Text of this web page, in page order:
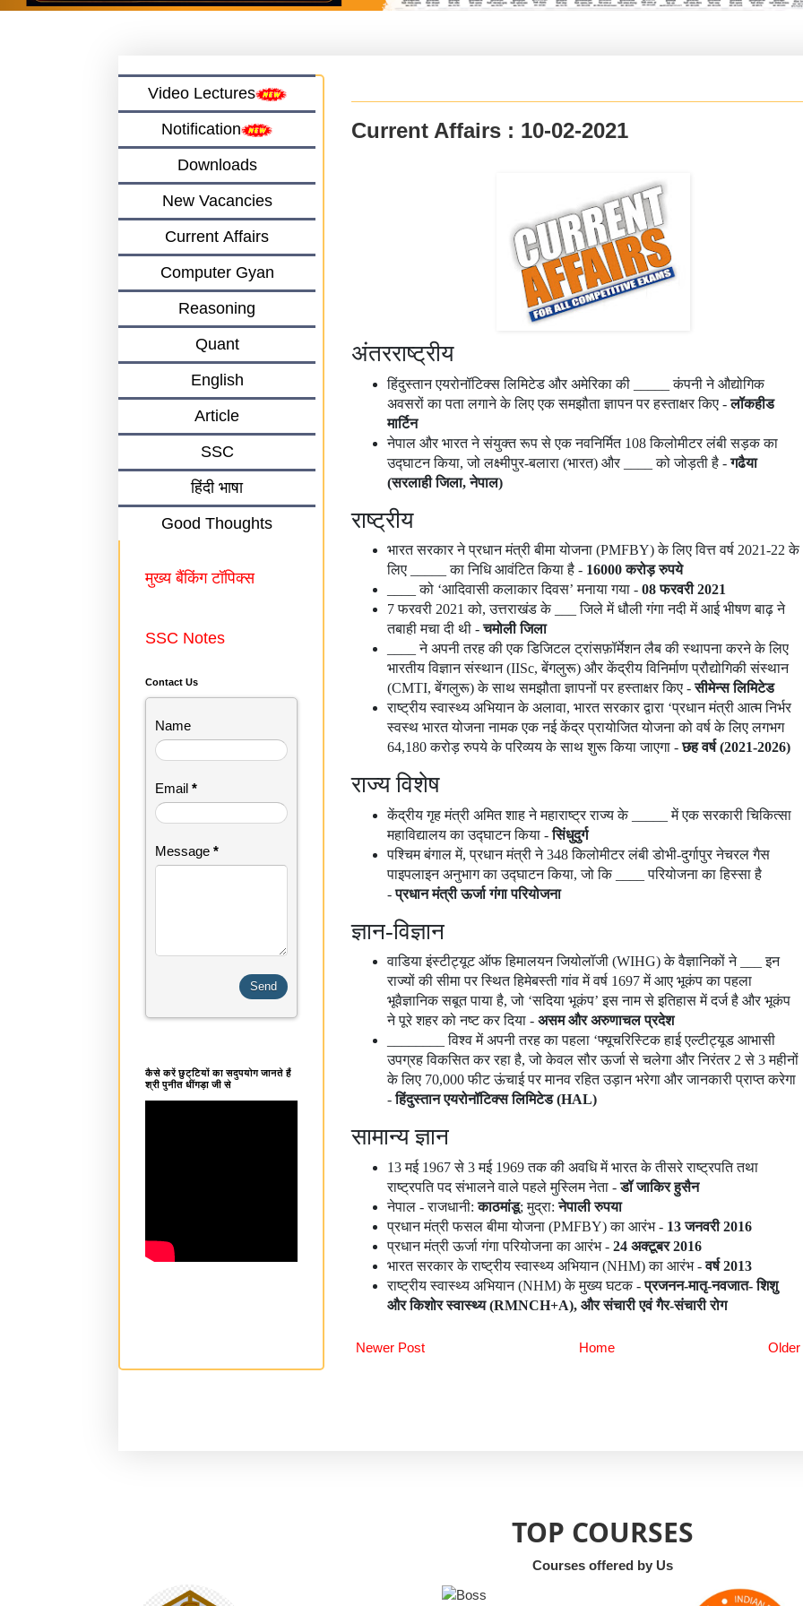
Current Affairs : 10-02-2021
अंतरराष्ट्रीय
हिंदुस्तान एयरोनॉटिक्स लिमिटेड और अमेरिका की _____ कंपनी ने औद्योगिक
अवसरों का पता लगाने के लिए एक समझौता ज्ञापन पर हस्ताक्षर किए - लॉकहीड
मार्टिन
नेपाल और भारत ने संयुक्त रूप से एक नवनिर्मित 108 किलोमीटर लंबी सड़क का
उद्घाटन किया, जो लक्ष्मीपुर-बलारा (भारत) और ____ को जोड़ती है - गढैया
(सरलाही जिला, नेपाल)
राष्ट्रीय
भारत सरकार ने प्रधान मंत्री बीमा योजना (PMFBY) के लिए वित्त वर्ष 2021-22 के
लिए _____ का निधि आवंटित किया है - 16000 करोड़ रुपये
____ को ‘आदिवासी कलाकार दिवस’ मनाया गया - 08 फरवरी 2021
7 फरवरी 2021 को, उत्तराखंड के ___ जिले में धौली गंगा नदी में आई भीषण बाढ़ ने
तबाही मचा दी थी - चमोली जिला
____ ने अपनी तरह की एक डिजिटल ट्रांसफ़ॉर्मेशन लैब की स्थापना करने के लिए
भारतीय विज्ञान संस्थान (IISc, बेंगलुरू) और केंद्रीय विनिर्माण प्रौद्योगिकी संस्थान
(CMTI, बेंगलुरू) के साथ समझौता ज्ञापनों पर हस्ताक्षर किए - सीमेन्स लिमिटेड
राष्ट्रीय स्वास्थ्य अभियान के अलावा, भारत सरकार द्वारा ‘प्रधान मंत्री आत्म निर्भर
स्वस्थ भारत योजना नामक एक नई केंद्र प्रायोजित योजना को वर्ष के लिए लगभग
64,180 करोड़ रुपये के परिव्यय के साथ शुरू किया जाएगा - छह वर्ष (2021-2026)
राज्य विशेष
केंद्रीय गृह मंत्री अमित शाह ने महाराष्ट्र राज्य के _____ में एक सरकारी चिकित्सा
महाविद्यालय का उद्घाटन किया - सिंधुदुर्ग
पश्चिम बंगाल में, प्रधान मंत्री ने 348 किलोमीटर लंबी डोभी-दुर्गापुर नेचरल गैस
पाइपलाइन अनुभाग का उद्घाटन किया, जो कि ____ परियोजना का हिस्सा है
- प्रधान मंत्री ऊर्जा गंगा परियोजना
ज्ञान-विज्ञान
वाडिया इंस्टीट्यूट ऑफ हिमालयन जियोलॉजी (WIHG) के वैज्ञानिकों ने ___ इन
राज्यों की सीमा पर स्थित हिमेबस्ती गांव में वर्ष 1697 में आए भूकंप का पहला
भूवैज्ञानिक सबूत पाया है, जो ‘सदिया भूकंप’ इस नाम से इतिहास में दर्ज है और भूकंप
ने पूरे शहर को नष्ट कर दिया - असम और अरुणाचल प्रदेश
________ विश्व में अपनी तरह का पहला ‘फ्यूचरिस्टिक हाई एल्टीट्यूड आभासी
उपग्रह विकसित कर रहा है, जो केवल सौर ऊर्जा से चलेगा और निरंतर 2 से 3 महीनों
के लिए 70,000 फीट ऊंचाई पर मानव रहित उड़ान भरेगा और जानकारी प्राप्त करेगा
- हिंदुस्तान एयरोनॉटिक्स लिमिटेड (HAL)
सामान्य ज्ञान
13 मई 1967 से 3 मई 1969 तक की अवधि में भारत के तीसरे राष्ट्रपति तथा
राष्ट्रपति पद संभालने वाले पहले मुस्लिम नेता - डॉ जाकिर हुसैन
नेपाल - राजधानी: काठमांडू; मुद्रा: नेपाली रुपया
प्रधान मंत्री फसल बीमा योजना (PMFBY) का आरंभ - 13 जनवरी 2016
प्रधान मंत्री ऊर्जा गंगा परियोजना का आरंभ - 24 अक्टूबर 2016
भारत सरकार के राष्ट्रीय स्वास्थ्य अभियान (NHM) का आरंभ - वर्ष 2013
राष्ट्रीय स्वास्थ्य अभियान (NHM) के मुख्य घटक - प्रजनन-मातृ-नवजात- शिशु
और किशोर स्वास्थ्य (RMNCH+A), और संचारी एवं गैर-संचारी रोग
Newer Post Home
Video Lectures
Notification
Downloads
New Vacancies
Current Affairs
Computer Gyan
Reasoning
Quant
English
Article
SSC
हिंदी भाषा
Good Thoughts
मुख्य बैंकिंग टॉपिक्स
SSC Notes
Contact Us
Name
Email *
Message *
कैसे करें छुट्टियों का सदुपयोग जानते हैं
श्री पुनीत धींगड़ा जी से
TOP COURSES
Courses offered by Us